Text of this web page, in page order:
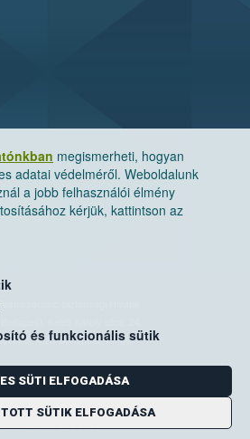
megismerheti, hogyan
adatai védelméről. Weboldalunk
a jobb felhasználói élmény
kérjük, kattintson az
és funkcionális sütik
SÜTI ELFOGADÁSA
SÜTIK ELFOGADÁSA
biztonsági Hivatal
cím: 1525 Budapest. Pf. 30.
ugyfelszolgalat@nebih.gov.hu
szám: 06-80/263-244
06-1/ 336-9000